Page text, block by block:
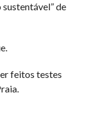
de
feitos testes